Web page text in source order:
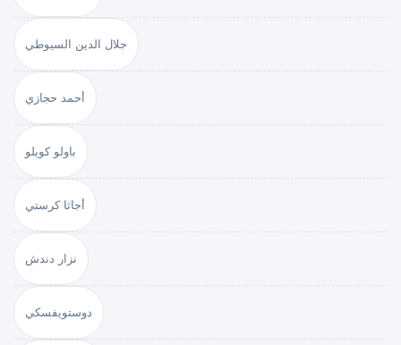
جلال الدين السيوطي
أحمد حجازي
باولو كويلو
أجاثا كرستي
نزار دندش
دوستويفسكي